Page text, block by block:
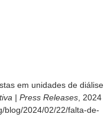
em unidades de diálise
| Press Releases , 2024
blog/2024/02/22/falta-de-